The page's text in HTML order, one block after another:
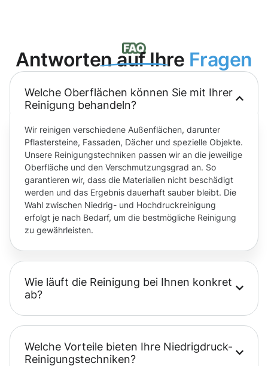
Antworten auf Ihre Fragen
Welche Oberflächen können Sie mit Ihrer
Reinigung behandeln?
Wir reinigen verschiedene Außenflächen, darunter
Pflastersteine, Fassaden, Dächer und spezielle Objekte.
Unsere Reinigungstechniken passen wir an die jeweilige
Oberfläche und den Verschmutzungsgrad an. So
garantieren wir, dass die Materialien nicht beschädigt
werden und das Ergebnis dauerhaft sauber bleibt. Die
Wahl zwischen Niedrig- und Hochdruckreinigung
erfolgt je nach Bedarf, um die bestmögliche Reinigung
zu gewährleisten.
Wie läuft die Reinigung bei Ihnen konkret
ab?
Welche Vorteile bieten Ihre Niedrigdruck-
Reinigungstechniken?